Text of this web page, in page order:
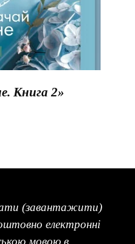
Книга 2»
(завантажити)
електронні
мовою в